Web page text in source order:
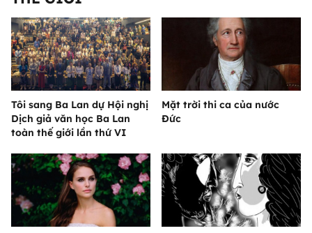
Tôi sang Ba Lan dự Hội nghị
Dịch giả văn học Ba Lan
toàn thế giới lần thứ VI
Mặt trời thi ca của nước
Đức